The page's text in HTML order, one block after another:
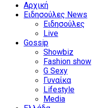
Αρχική
Ειδησούλες News
Ειδησούλες
Live
Gossip
Showbiz
Fashion show
G Sexy
Γυναίκα
Lifestyle
Media